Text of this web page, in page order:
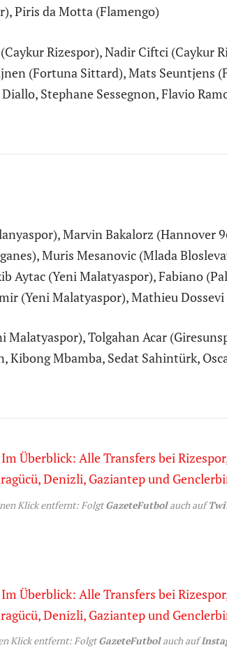
Piris da Motta (Flamengo)
Rizespor), Nadir Ciftci (Caykur
(Fortuna Sittard), Mats Seuntjens
Stephane Sessegnon, Flavio
Marvin Bakalorz (Hannover
Muris Mesanovic (Mlada
Aytac (Yeni Malatyaspor), Fabiano
(Yeni Malatyaspor), Mathieu Dossevi
Malatyaspor), Tolgahan Acar
Kibong Mbamba, Sedat Sahintürk,
Klick entfernt: FolgtGazeteFutbolauch auf
Klick entfernt: FolgtGazeteFutbolauch auf